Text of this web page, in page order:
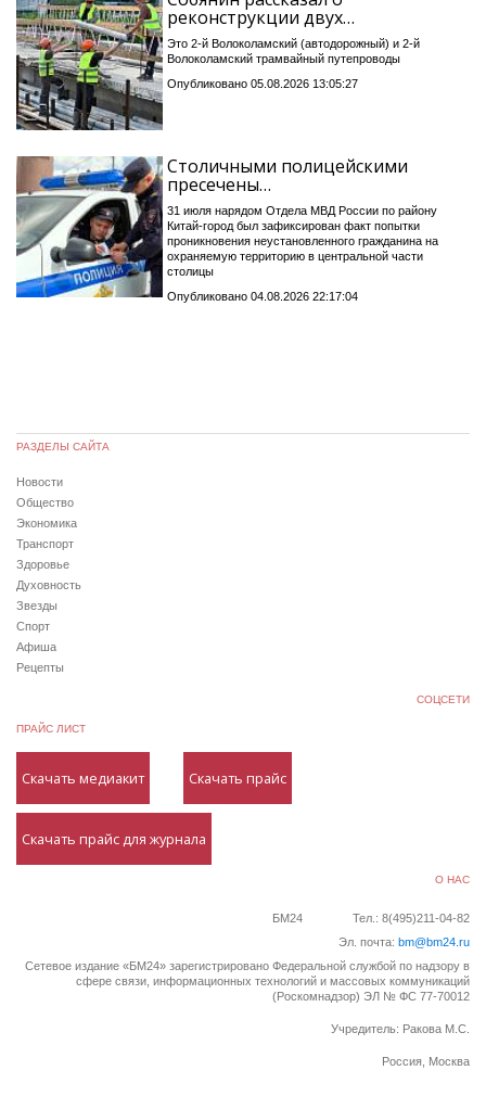
реконструкции двух…
Это 2-й Волоколамский (автодорожный) и 2-й
Волоколамский трамвайный путепроводы
Опубликовано 05.08.2026 13:05:27
Столичными полицейскими
пресечены…
31 июля нарядом Отдела МВД России по району
Китай-город был зафиксирован факт попытки
проникновения неустановленного гражданина на
охраняемую территорию в центральной части
столицы
Опубликовано 04.08.2026 22:17:04
РАЗДЕЛЫ САЙТА
Новости
Общество
Экономика
Транспорт
Здоровье
Духовность
Звезды
Спорт
Афиша
Рецепты
СОЦСЕТИ
ПРАЙС ЛИСТ
Скачать медиакит Скачать прайс
Скачать прайс для журнала
О НАС
БМ24
Тел.: 8(495)211-04-82
Эл. почта: bm@bm24.ru
Сетевое издание «БМ24» зарегистрировано Федеральной службой по надзору в
сфере связи, информационных технологий и массовых коммуникаций
(Роскомнадзор) ЭЛ № ФС 77-70012
Учредитель: Ракова М.С.
Россия, Москва